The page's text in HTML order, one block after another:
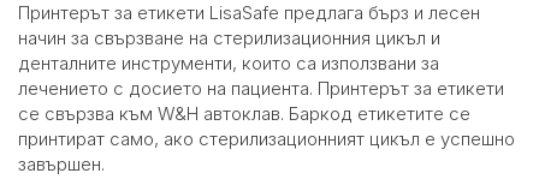
Принтерът за етикети LisaSafe предлага бърз и лесен
начин за свързване на стерилизационния цикъл и
денталните инструменти, които са използвани за
лечението с досието на пациента. Принтерът за етикети
се свързва към W&H автоклав. Баркод етикетите се
принтират само, ако стерилизационният цикъл е успешно
завършен.